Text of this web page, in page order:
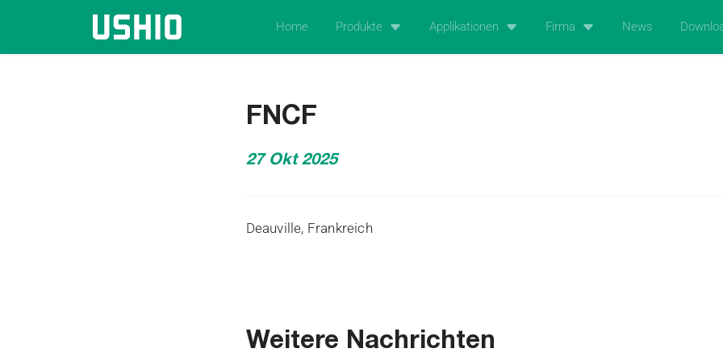
Home Produkte Applikationen Firma News
FNCF
27 Okt 2025
Deauville, Frankreich
Weitere Nachrichten